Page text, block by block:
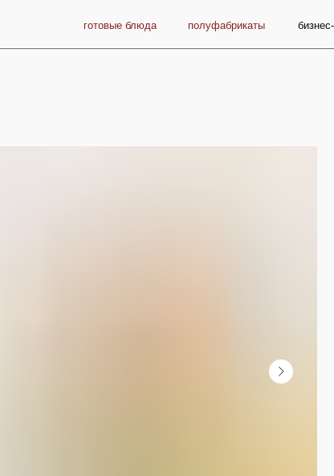
готовые блюда полуфабрикаты бизнес-ланчи